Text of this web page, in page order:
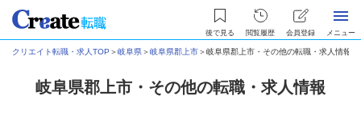
後で見る 閲覧履歴 会員登録 メニュー
クリエイト転職・求人TOP ＞岐阜県＞岐阜県郡上市＞岐阜県郡上市・その他の転職・求人情報
岐阜県郡上市・その他の転職・求人情報